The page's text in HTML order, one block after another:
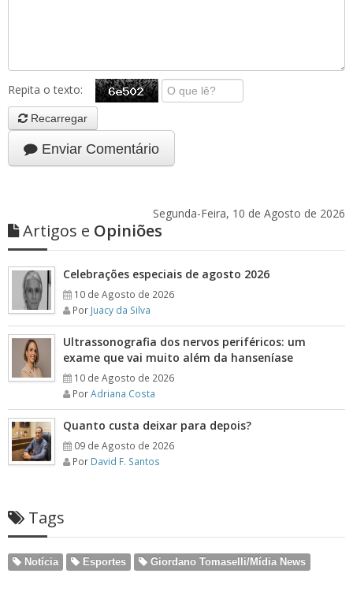
Repita o texto:
Recarregar
Enviar Comentário
Segunda-Feira, 10 de Agosto de 2026
Artigos e Opiniões
Celebrações especiais de agosto 2026
10 de Agosto de 2026
Por Juacy da Silva
Ultrassonografia dos nervos periféricos: um
exame que vai muito além da hanseníase
10 de Agosto de 2026
PorAdriana Costa
Quanto custa deixar para depois?
09 de Agosto de 2026
Por David F. Santos
Tags
Notícia Esportes Giordano Tomaselli/Mídia News